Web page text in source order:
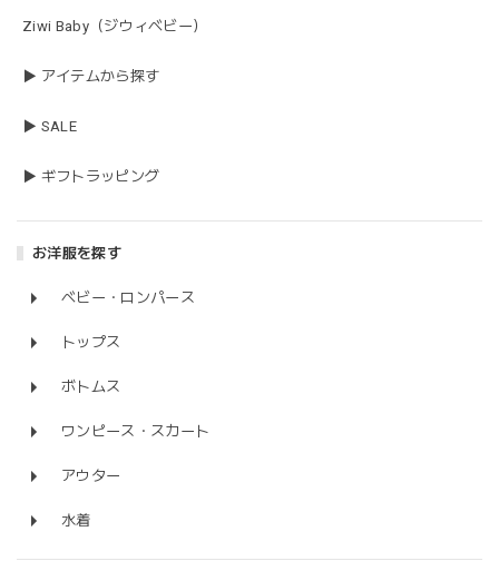
Ziwi Baby（ジウィベビー）
▶ アイテムから探す
▶ SALE
▶ ギフトラッピング
お洋服を探す
ベビー・ロンパース
トップス
ボトムス
ワンピース・スカート
アウター
水着